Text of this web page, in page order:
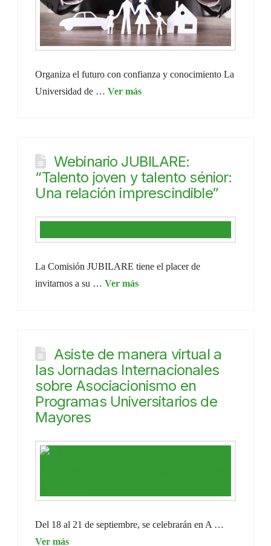
Organiza el futuro con confianza y conocimiento La
Universidad de …
Webinario JUBILARE:
“Talento joven y talento sénior:
Una relación imprescindible”
La Comisión JUBILARE tiene el placer de
invitarnos a su …
Asiste de manera virtual a
las Jornadas Internacionales
sobre Asociacionismo en
Programas Universitarios de
Mayores
Del 18 al 21 de septiembre, se celebrarán en A …